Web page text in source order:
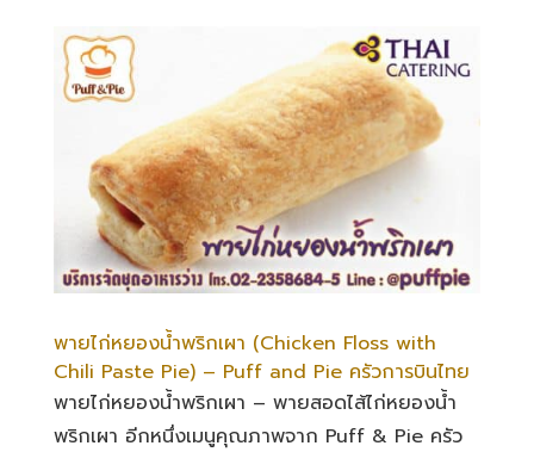
พายไก่หยองน้ำพริกเผา (Chicken Floss with
Chili Paste Pie) – Puff and Pie ครัวการบินไทย
พายไก่หยองน้ำพริกเผา – พายสอดไส้ไก่หยองน้ำ
พริกเผา อีกหนึ่งเมนูคุณภาพจาก Puff & Pie ครัว